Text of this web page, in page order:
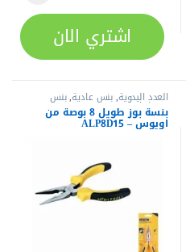
اشتري الان
العدد اليدوية,بنس عادية,بنس
وقصافات بنسة بوز طويل 8 بوصة من
اويوس – ALP8D15